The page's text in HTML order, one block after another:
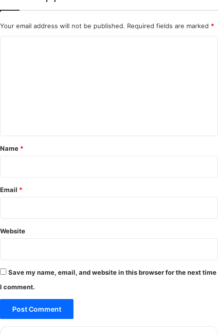
Your email address will not be published. Required fields are marked *
*
Name *
Email *
Website
Save my name, email, and website in this browser for the next time
I comment.